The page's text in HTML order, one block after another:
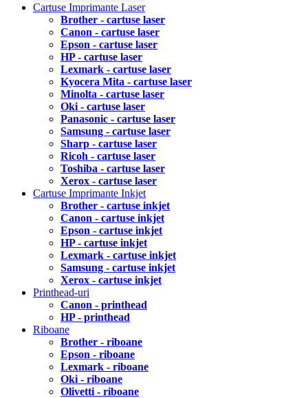
Cartuse Imprimante Laser
Brother - cartuse laser
Canon - cartuse laser
Epson - cartuse laser
HP - cartuse laser
Lexmark - cartuse laser
Kyocera Mita - cartuse laser
Minolta - cartuse laser
Oki - cartuse laser
Panasonic - cartuse laser
Samsung - cartuse laser
Sharp - cartuse laser
Ricoh - cartuse laser
Toshiba - cartuse laser
Xerox - cartuse laser
Cartuse Imprimante Inkjet
Brother - cartuse inkjet
Canon - cartuse inkjet
Epson - cartuse inkjet
HP - cartuse inkjet
Lexmark - cartuse inkjet
Samsung - cartuse inkjet
Xerox - cartuse inkjet
Printhead-uri
Canon - printhead
HP - printhead
Riboane
Brother - riboane
Epson - riboane
Lexmark - riboane
Oki - riboane
Olivetti - riboane